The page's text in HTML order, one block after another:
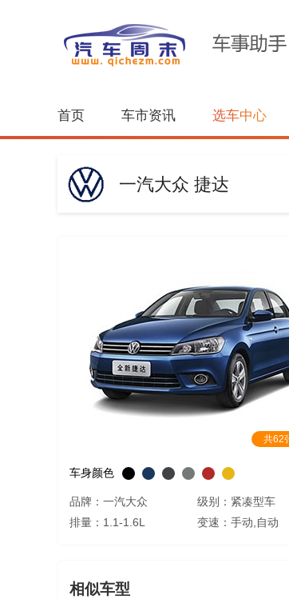
首页 车市资讯 选车中心
一汽大众 捷达
共62
车身颜色
品牌：一汽大众
级别：紧凑型车
排量：1.1-1.6L
变速：手动,自动
相似车型